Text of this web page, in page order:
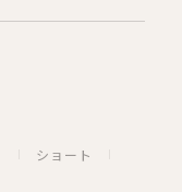
ショート